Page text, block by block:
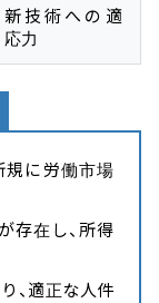
新技術への適
応力
規に労働市場
存在し、所得
、適正な人件